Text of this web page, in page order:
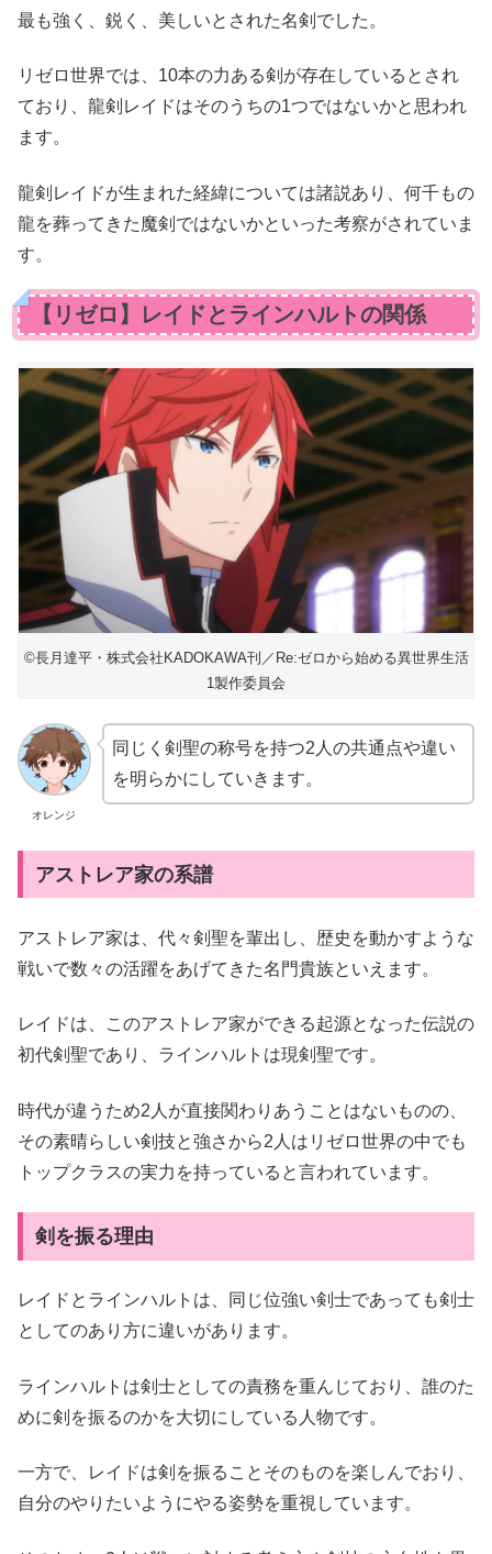
最も強く、鋭く、美しいとされた名剣でした。
リゼロ世界では、10本の力ある剣が存在しているとされ
ており、龍剣レイドはそのうちの1つではないかと思われ
ます。
龍剣レイドが生まれた経緯については諸説あり、何千もの
龍を葬ってきた魔剣ではないかといった考察がされていま
す。
【リゼロ】レイドとラインハルトの関係
©長月達平・株式会社KADOKAWA刊／Re:ゼロから始める異世界生活
1製作委員会
オレンジ
同じく剣聖の称号を持つ2人の共通点や違い
を明らかにしていきます。
アストレア家の系譜
アストレア家は、代々剣聖を輩出し、歴史を動かすような
戦いで数々の活躍をあげてきた名門貴族といえます。
レイドは、このアストレア家ができる起源となった伝説の
初代剣聖であり、ラインハルトは現剣聖です。
時代が違うため2人が直接関わりあうことはないものの、
その素晴らしい剣技と強さから2人はリゼロ世界の中でも
トップクラスの実力を持っていると言われています。
剣を振る理由
レイドとラインハルトは、同じ位強い剣士であっても剣士
としてのあり方に違いがあります。
ラインハルトは剣士としての責務を重んじており、誰のた
めに剣を振るのかを大切にしている人物です。
一方で、レイドは剣を振ることそのものを楽しんでおり、
自分のやりたいようにやる姿勢を重視しています。